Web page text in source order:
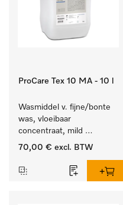
ProCare Tex 10 MA - 10 l
Wasmiddel v. fijne/bonte
was, vloeibaar
concentraat, mild
alkalisch, 10 l voor het
en gevoelig textiel.
70,00 € excl. BTW